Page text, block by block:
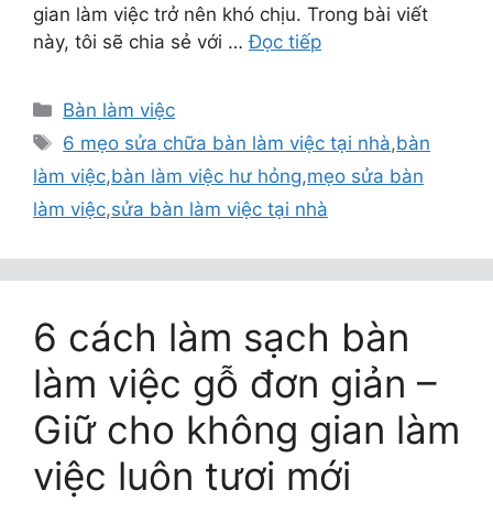
gian làm việc trở nên khó chịu. Trong bài viết
này, tôi sẽ chia sẻ với …Đọc tiếp
Danh
mục
Bàn làm việc
Thẻ
6 mẹo sửa chữa bàn làm việc tại nhà,bàn
làm việc,bàn làm việc hư hỏng,mẹo sửa bàn
làm việc,sửa bàn làm việc tại nhà
6 cách làm sạch bàn
làm việc gỗ đơn giản –
Giữ cho không gian làm
việc luôn tươi mới